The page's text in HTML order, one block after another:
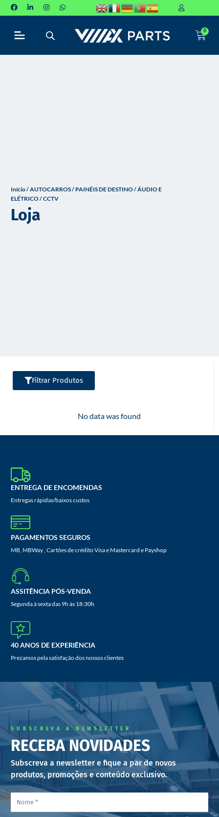
P
e
ú
0
Início/AUTOCARROS/ PAINÉIS DE DESTINO / ÁUDIO E
ELÉTRICO/ CCTV
Loja
Filtrar Produtos
No data was found
ENTREGA DE ENCOMENDAS
Entregas rápidas/baixos custos
PAGAMENTOS SEGUROS
MB, MBWay , Cartões de crédito Visa e Mastercard e Payshop
ASSITÊNCIA PÓS-VENDA
Segunda à sexta das 9h às 18:30h
40 ANOS DE EXPERIÊNCIA
Prezamos pela satisfação dos nossos clientes
SUBSCREVA A NEWSLETTER
RECEBA NOVIDADES
Subscreva a newsletter e fique a par de novos
produtos, promoções e conteúdo exclusivo.